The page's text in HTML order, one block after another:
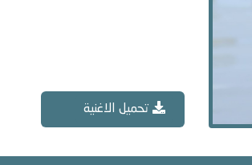
تحميل الاغنية